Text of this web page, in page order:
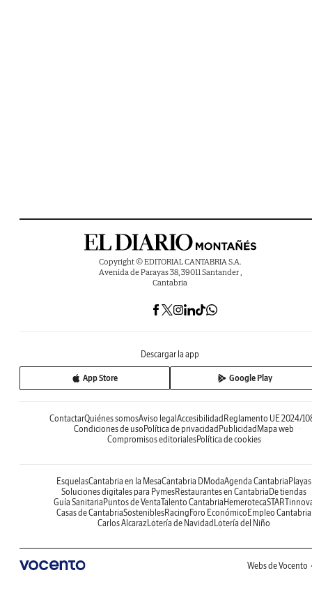
Copyright © EDITORIAL CANTABRIA S.A.
Avenida de Parayas 38, 39011 Santander ,
Cantabria
Descargar la app
App Store Google Play
ContactarQuiénes somosAviso legalAccesibilidadReglamento UE 2024/
Condiciones de usoPolítica de privacidadPublicidadMapa web
Compromisos editorialesPolítica de cookies
EsquelasCantabria en la MesaCantabria DModaAgenda CantabriaPlayas
Soluciones digitales para PymesRestaurantes en CantabriaDe tiendas
Guía SanitariaPuntos de VentaTalento CantabriaHemeroteca
Casas de CantabriaSosteniblesRacingForo EconómicoEmpleo Cantabria
Carlos AlcarazLotería de NavidadLotería del Niño
Webs de Vocento